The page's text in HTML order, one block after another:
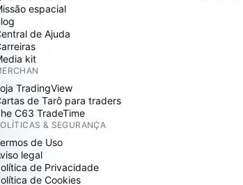
espacial
de Ajuda
kit
TradingView
de Tarô para traders
C63 TradeTime
& SEGURANÇA
de Uso
legal
de Privacidade
de Cookies